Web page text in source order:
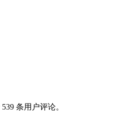
条用户评论。